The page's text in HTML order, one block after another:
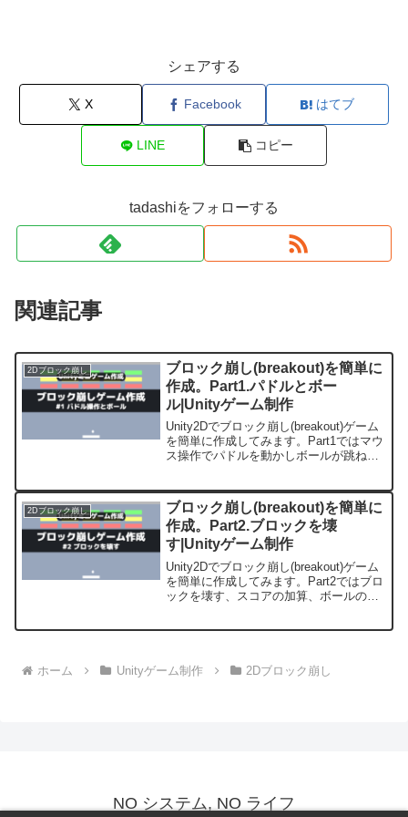
シェアする
X Facebook はてブ
LINE コピー
tadashiをフォローする
関連記事
2Dブロック崩し
ブロック崩し(breakout)を簡単に
作成。Part1.パドルとボー
ル|Unityゲーム制作
Unity2Dでブロック崩し(breakout)ゲーム
を簡単に作成してみます。Part1ではマウ
ス操作でパドルを動かしボールが跳ね返
2Dブロック崩し
ブロック崩し(breakout)を簡単に
作成。Part2.ブロックを壊
す|Unityゲーム制作
Unity2Dでブロック崩し(breakout)ゲーム
を簡単に作成してみます。Part2ではブロ
ックを壊す、スコアの加算、ボールの消
ホーム Unityゲーム制作 2Dブロック崩し
NO システム, NO ライフ